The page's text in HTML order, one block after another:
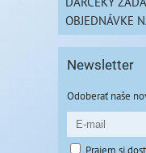
OBJEDNÁVKE
Newsletter
Odoberať naše
Prajem si